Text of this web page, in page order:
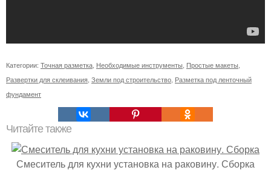
Категории: Точная разметка Необходимые инструменты Простые макеты
Развертки для склеивания Земли под строительство Разметка под ленточный
фундамент
Читайте также
Смеситель для кухни установка на раковину. Сборка